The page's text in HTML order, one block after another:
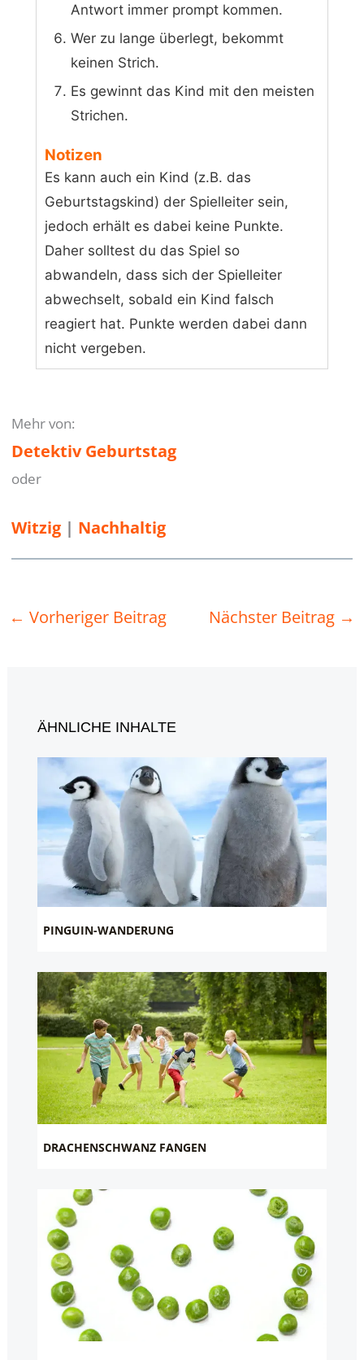
Antwort immer prompt kommen.
Wer zu lange überlegt, bekommt
keinen Strich.
Es gewinnt das Kind mit den meisten
Strichen.
Notizen
Es kann auch ein Kind (z.B. das
Geburtstagskind) der Spielleiter sein,
jedoch erhält es dabei keine Punkte.
Daher solltest du das Spiel so
abwandeln, dass sich der Spielleiter
abwechselt, sobald ein Kind falsch
reagiert hat. Punkte werden dabei dann
nicht vergeben.
Mehr von:
Detektiv Geburtstag
oder
Witzig | Nachhaltig
← Vorheriger Beitrag Nächster Beitrag →
ÄHNLICHE INHALTE
PINGUIN-WANDERUNG
DRACHENSCHWANZ FANGEN